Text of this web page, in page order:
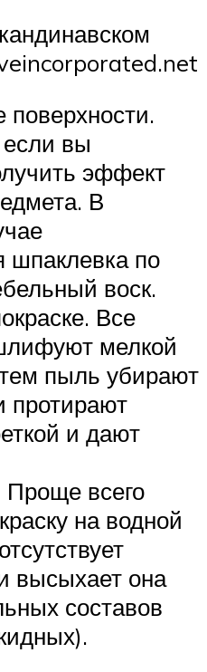
вы
эффект
В
шпаклевка по
воск.
Все
мелкой
пыль убирают
протирают
и дают
всего
на водной
высыхает она
составов